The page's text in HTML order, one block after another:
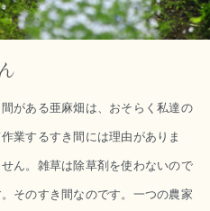
がある亜麻畑は、おそらく私達の
業するすき間には理由がありま
ん。雑草は除草剤を使わないので
そのすき間なのです。一つの農家